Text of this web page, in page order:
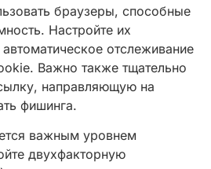
браузеры, способные
Настройте их
отслеживание
Важно также тщательно
направляющую на
фишинга.
важным уровнем
двухфакторную